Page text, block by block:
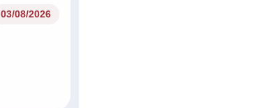
03/08/2026